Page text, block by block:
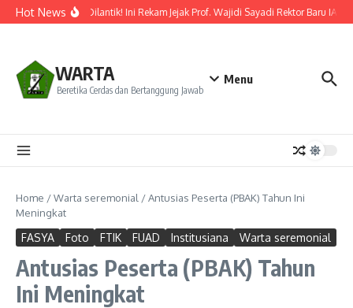
Lewati ke konten
Hot NewsResmi Dilantik! Ini Rekam Jejak Prof. Wajidi Sayadi Rektor Baru IAIN
WARTA
Beretika Cerdas dan Bertanggung Jawab
Menu
Home /Warta seremonial /Antusias Peserta (PBAK) Tahun Ini
Meningkat
FASYA Foto FTIK FUAD Institusiana Warta seremonial
Antusias Peserta (PBAK) Tahun
Ini Meningkat